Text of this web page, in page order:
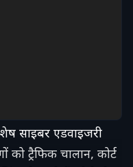
साइबर एडवाइजरी
को ट्रैफिक चालान, कोर्ट